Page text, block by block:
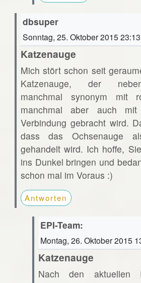
dbsuper
Sonntag, 25. Oktober 2015 23:13
Katzenauge
Mich stört schon seit
Katzenauge, der
manchmal synonym mit
manchmal aber auch
Verbindung gebracht wird.
dass das Ochsenauge
gehandelt wird. Ich hoffe,
ins Dunkel bringen und
schon mal im Voraus :)
Antworten
EPI-Team:
Montag, 26. Oktober 2015
Katzenauge
Nach den aktuellen